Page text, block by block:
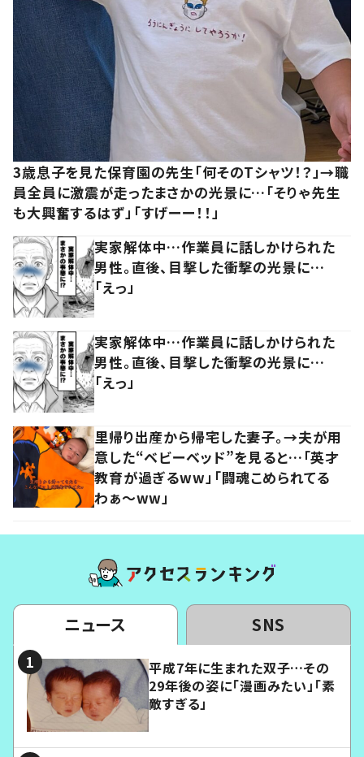
3歳息子を見た保育園の先生「何そのTシャツ！？」→職
員全員に激震が走ったまさかの光景に…「そりゃ先生
も大興奮するはず」「すげーー！！」
実家解体中…作業員に話しかけられた
男性。直後、目撃した衝撃の光景に…
「えっ」
実家解体中…作業員に話しかけられた
男性。直後、目撃した衝撃の光景に…
「えっ」
里帰り出産から帰宅した妻子。→夫が用
意した“ベビーベッド”を見ると…「英才
教育が過ぎるww」「闘魂こめられてる
わぁ～ww」
ニュース SNS
平成7年に生まれた双子…その
29年後の姿に「漫画みたい」「素
敵すぎる」